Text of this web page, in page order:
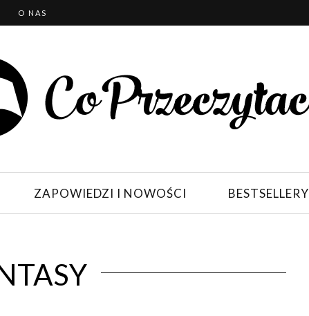
O NAS
ZAPOWIEDZI I NOWOŚCI BESTSELLERY